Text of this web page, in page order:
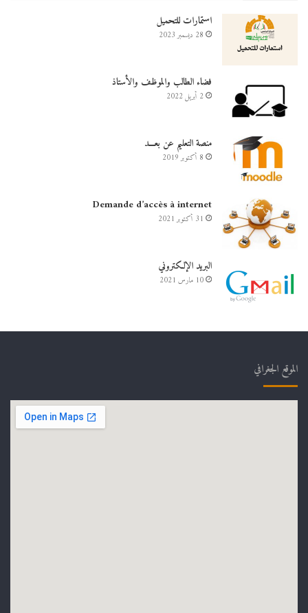
استمارات للتحميل
28 ديسمبر 2023
فضاء الطالب والموظف والأستاذ
2 أبريل 2022
منصة التعليم عن بعـــد
8 أكتوبر 2019
Demande d’accès à internet
31 أكتوبر 2021
البريد الإلكتروني
10 مارس 2021
الموقع الجغرافي